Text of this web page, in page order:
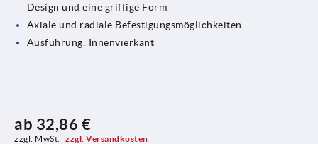
Design und eine griffige Form
Axiale und radiale Befestigungsmöglichkeiten
Ausführung: Innenvierkant
ab 32,86 €
zzgl. MwSt. zzgl. Versandkosten